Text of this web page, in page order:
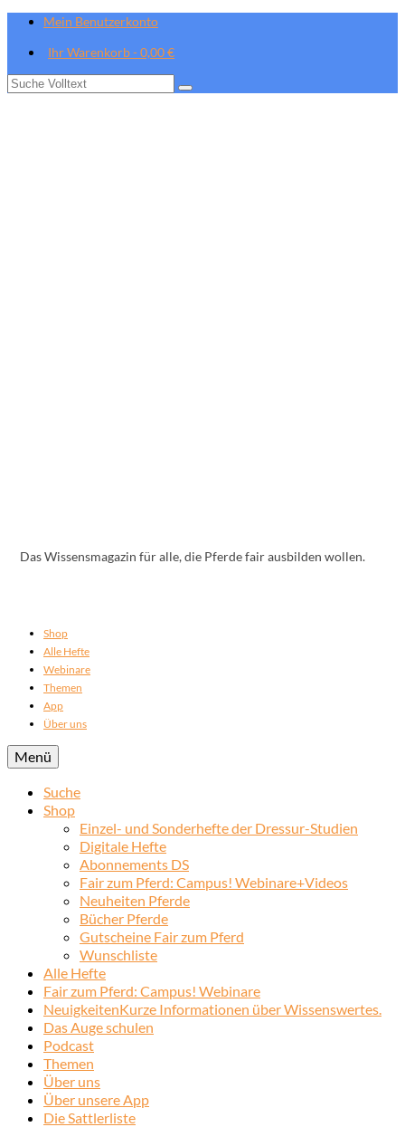
Mein Benutzerkonto
Ihr Warenkorb-0,00€
Suche
Das Wissensmagazin für alle, die Pferde fair ausbilden wollen.
Shop
Alle Hefte
Webinare
Themen
App
Über uns
Menü
Suche
Shop
Einzel- und Sonderhefte der Dressur-Studien
Digitale Hefte
Abonnements DS
Fair zum Pferd: Campus! Webinare+Videos
Neuheiten Pferde
Bücher Pferde
Gutscheine Fair zum Pferd
Wunschliste
Alle Hefte
Fair zum Pferd: Campus! Webinare
NeuigkeitenKurze Informationen über Wissenswertes.
Das Auge schulen
Podcast
Themen
Über uns
Über unsere App
Die Sattlerliste